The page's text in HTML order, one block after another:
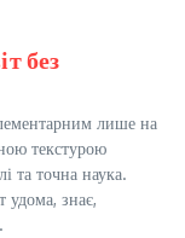
без
лише на
текстурою
та точна наука.
удома, знає,